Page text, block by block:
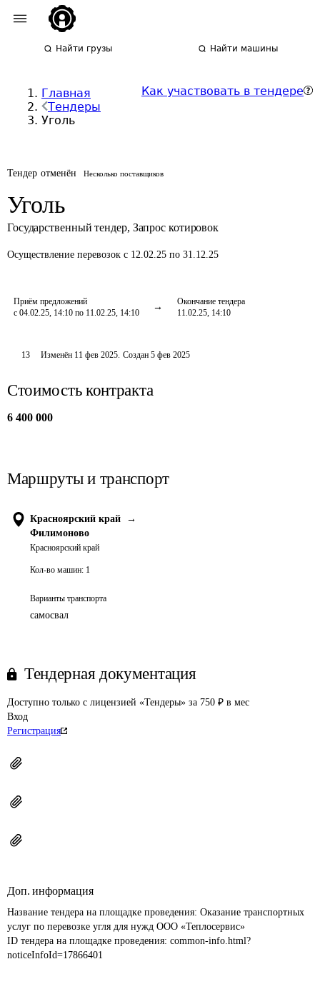
Найти грузы Найти машины
Главная
Тендеры
Уголь
Как участвовать в тендере
Тендер отменён Несколько поставщиков
Уголь
Государственный тендер, Запрос котировок
Осуществление перевозок с 12.02.25 по 31.12.25
Приём предложений
с 04.02.25, 14:10 по 11.02.25, 14:10
Окончание тендера
11.02.25, 14:10
13 Изменён 11 фев 2025. Создан 5 фев 2025
Стоимость контракта
6 400 000
Маршруты и транспорт
Красноярский край
→
Филимоново
Красноярский край
Кол-во машин: 1
Варианты транспорта
самосвал
Тендерная документация
Доступно только с лицензией «Тендеры» за 750 ₽ в мес
Вход
Регистрация
Доп. информация
Название тендера на площадке проведения: Оказание транспортных
услуг по перевозке угля для нужд ООО «Теплосервис»
ID тендера на площадке проведения: common-info.html?
noticeInfoId=17866401